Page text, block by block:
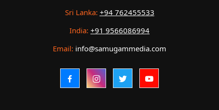
Sri Lanka: +94 762455533
India: +91 9566086994
Email: info@samugammedia.com